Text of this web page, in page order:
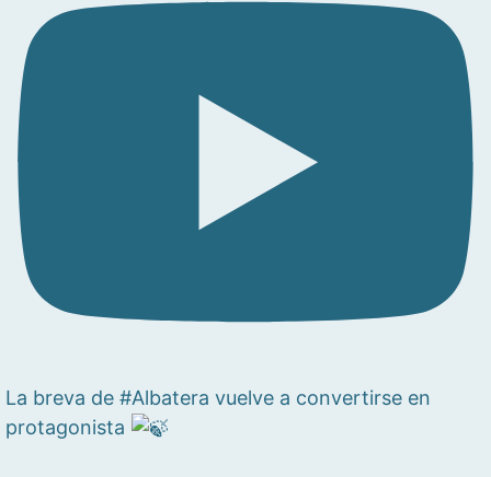
La breva de #Albatera vuelve a convertirse en
protagonista